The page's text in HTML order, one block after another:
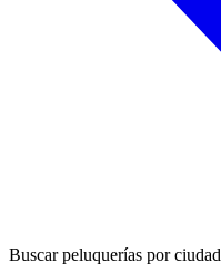
Buscar peluquerías por ciudad